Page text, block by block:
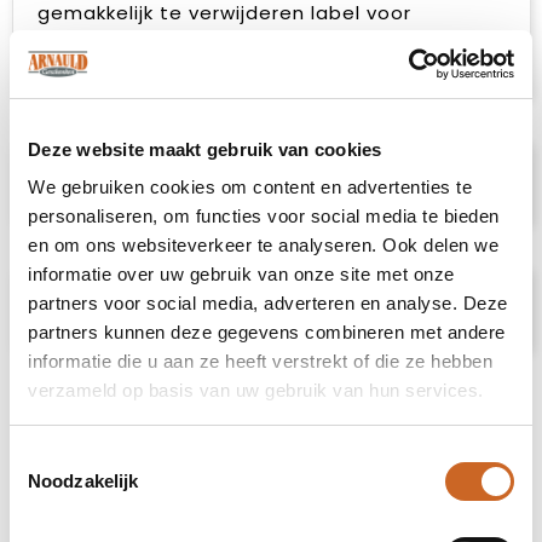
Deze website maakt gebruik van cookies
We gebruiken cookies om content en advertenties te
personaliseren, om functies voor social media te bieden
en om ons websiteverkeer te analyseren. Ook delen we
informatie over uw gebruik van onze site met onze
partners voor social media, adverteren en analyse. Deze
partners kunnen deze gegevens combineren met andere
informatie die u aan ze heeft verstrekt of die ze hebben
verzameld op basis van uw gebruik van hun services.
Noodzakelijk
gemakkelijk te verwijderen label voor
Conrad en Amarillo polo’s.
Specificaties
Prijsspecificaties